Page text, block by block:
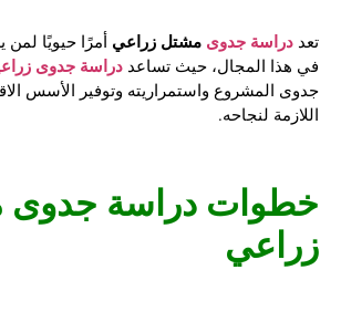
تعد دراسة جدوى مشتل زراعي أمرًا حيويًا لمن
في هذا المجال، حيث تساعد دراسة جدوى
جدوى المشروع واستمراريته وتوفير الأسس
اللازمة لنجاحه.
خطوات دراسة
زراعي